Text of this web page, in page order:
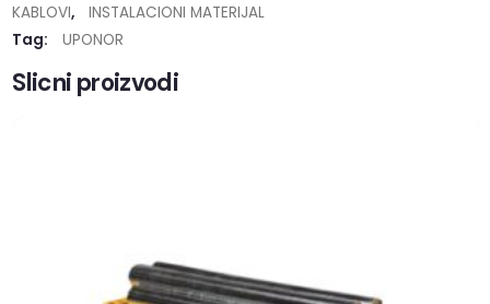
KABLOVI,
INSTALACIONI MATERIJAL
Tag:
UPONOR
Slicni proizvodi